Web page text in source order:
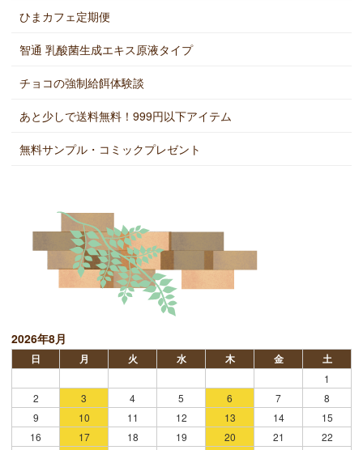
ひまカフェ定期便
智通 乳酸菌生成エキス原液タイプ
チョコの強制給餌体験談
あと少しで送料無料！999円以下アイテム
無料サンプル・コミックプレゼント
2026年8月
日 月 火 水 木 金 土
1
2
3 4 5 6 7
8
9
10 11 12 13 14
15
16
17 18 19 20 21
22